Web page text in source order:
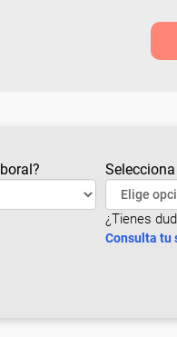
¿Tienes
Consulta tu